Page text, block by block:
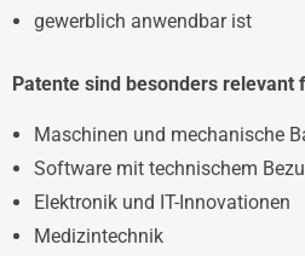
gewerblich anwendbar ist
Patente sind besonders relevant
Maschinen und mechanische
Software mit technischem
Elektronik und IT-Innovationen
Medizintechnik